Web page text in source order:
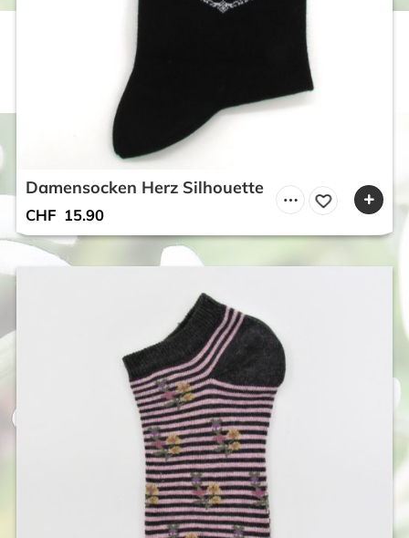
Damensocken Herz Silhouette
CHF 15.90